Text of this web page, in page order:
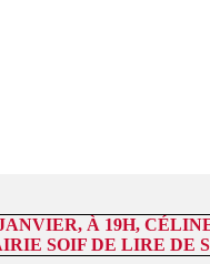
À 19H,
SOIF DE LIRE DE